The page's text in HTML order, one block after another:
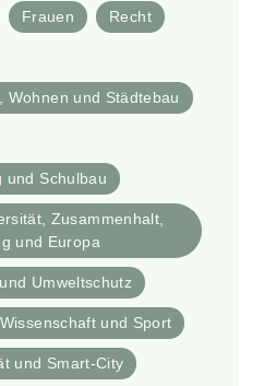
Frauen Recht
Wohnen und Städtebau
und Schulbau
Zusammenhalt,
und Europa
Umweltschutz
und Sport
und Smart-City